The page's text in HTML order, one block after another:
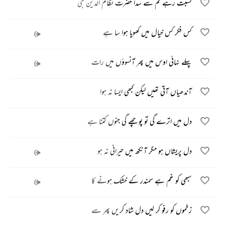
نسبت رہے تم سے سدا حضرت نظام الدین جی
کس فکر کس خیال میں کھویا ہوا سا ہے
پہلے نہائی اوس میں پھر آنسوؤں میں رات
آندھیاں آتی تھیں لیکن کبھی ایسا نہ ہوا
دل میں اترے گی تو پوچھے گی جنوں کتنا ہے
دل پریشاں ہو مگر آنکھ میں حیرانی نہ ہو
سبھی کو غم ہے سمندر کے خشک ہونے کا
زخموں کو رفو کر لیں دل شاد کریں پھر سے